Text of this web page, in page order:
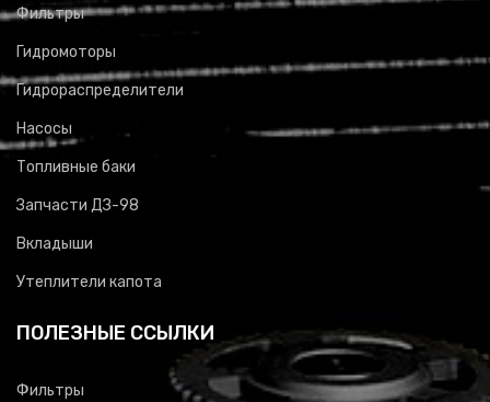
Фильтры
Гидромоторы
Гидрораспределители
Насосы
Топливные баки
Запчасти ДЗ-98
Вкладыши
Утеплители капота
ПОЛЕЗНЫЕ ССЫЛКИ
Фильтры